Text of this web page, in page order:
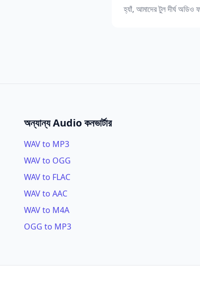
হ্যাঁ, আমাদের টুল দীর্ঘ অডিও
অন্যান্য Audio কনভার্টার
WAV to MP3
WAV to OGG
WAV to FLAC
WAV to AAC
WAV to M4A
OGG to MP3